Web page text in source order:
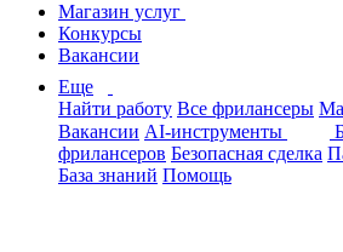
Магазин услуг
Конкурсы
Вакансии
Еще
Найти работу Все фрилансеры
Вакансии AI-инструменты
фрилансеров Безопасная сделка
База знаний Помощь